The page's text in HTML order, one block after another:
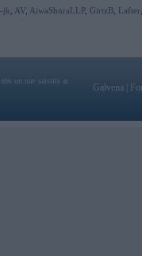
jk AV AiwaShuraLLP, GirtzB Lafter
un nav saistīts ar
Galvena